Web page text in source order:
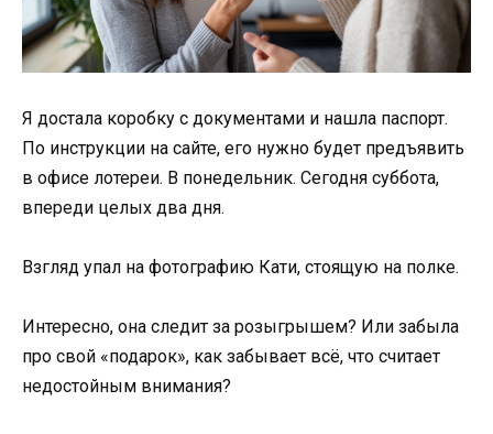
Я достала коробку с документами и нашла паспорт.
По инструкции на сайте, его нужно будет предъявить
в офисе лотереи. В понедельник. Сегодня суббота,
впереди целых два дня.
Взгляд упал на фотографию Кати, стоящую на полке.
Интересно, она следит за розыгрышем? Или забыла
про свой «подарок», как забывает всё, что считает
недостойным внимания?